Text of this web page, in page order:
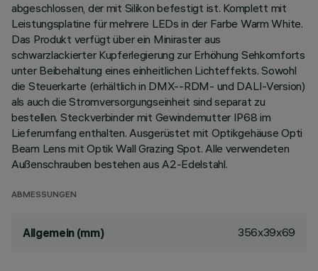
abgeschlossen, der mit Silikon befestigt ist. Komplett mit
Leistungsplatine für mehrere LEDs in der Farbe Warm White.
Das Produkt verfügt über ein Miniraster aus
schwarzlackierter Kupferlegierung zur Erhöhung Sehkomforts
unter Beibehaltung eines einheitlichen Lichteffekts. Sowohl
die Steuerkarte (erhältlich in DMX--RDM- und DALI-Version)
als auch die Stromversorgungseinheit sind separat zu
bestellen. Steckverbinder mit Gewindemutter IP68 im
Lieferumfang enthalten. Ausgerüstet mit Optikgehäuse Opti
Beam Lens mit Optik Wall Grazing Spot. Alle verwendeten
Außenschrauben bestehen aus A2-Edelstahl.
ABMESSUNGEN
Allgemein (mm) 356x39x69